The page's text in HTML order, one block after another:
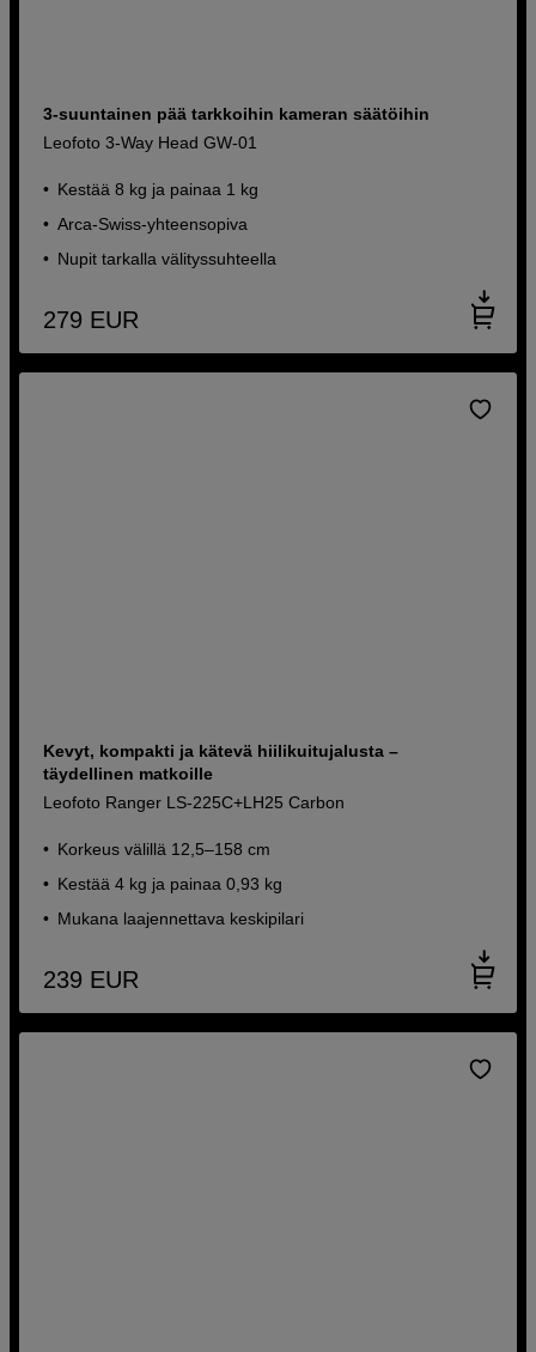
3-suuntainen pää tarkkoihin kameran säätöihin
Leofoto 3-Way Head GW-01
Kestää 8 kg ja painaa 1 kg
Arca-Swiss-yhteensopiva
Nupit tarkalla välityssuhteella
279 EUR
Kevyt, kompakti ja kätevä hiilikuitujalusta –
täydellinen matkoille
Leofoto Ranger LS-225C+LH25 Carbon
Korkeus välillä 12,5–158 cm
Kestää 4 kg ja painaa 0,93 kg
Mukana laajennettava keskipilari
239 EUR